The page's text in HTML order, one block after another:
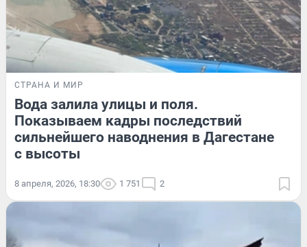
СТРАНА И МИР
Вода залила улицы и поля.
Показываем кадры последствий
сильнейшего наводнения в Дагестане
с высоты
8 апреля, 2026, 18:30 1 751 2